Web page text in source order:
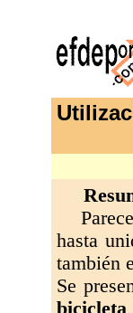
Parece
hasta
también
Se